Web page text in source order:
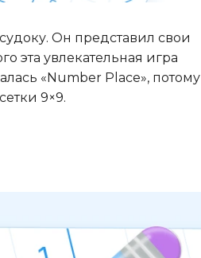
Он представил свои
эта увлекательная игра
«Number Place», потому
9×9.